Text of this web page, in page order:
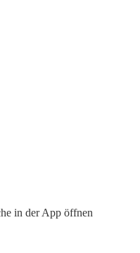
in der App öffnen